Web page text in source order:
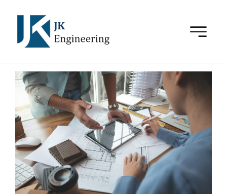
springen